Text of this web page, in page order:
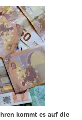
kommt es auf die